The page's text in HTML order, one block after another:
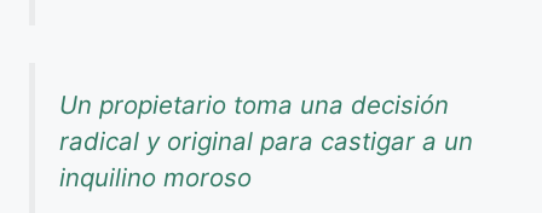
Un propietario toma una decisión
radical y original para castigar a un
inquilino moroso